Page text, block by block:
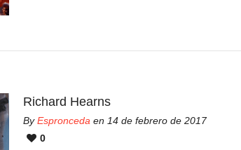
Richard Hearns
ByEspronceda en 14 de febrero de 2017
0